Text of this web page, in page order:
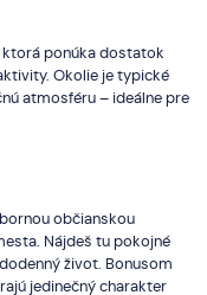
ktorá ponúka dostatok
Okolie je typické
atmosféru – ideálne pre
občianskou
Nájdeš tu pokojné
život. Bonusom
jedinečný charakter